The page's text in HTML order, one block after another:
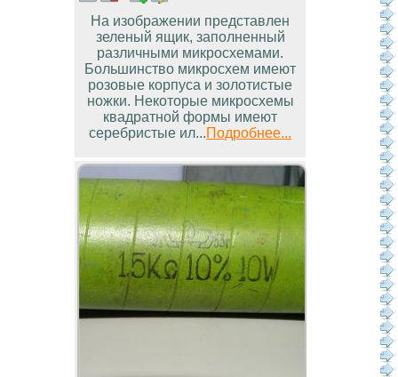
На изображении представлен
зеленый ящик, заполненный
различными микросхемами.
Большинство микросхем имеют
розовые корпуса и золотистые
ножки. Некоторые микросхемы
квадратной формы имеют
серебристые ил...Подробнее...